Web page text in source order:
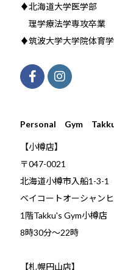
♦北海道大学医学部
理学療法学専攻卒業
♦筑波大学大学院体育
Personal Gym
【小樽店】
〒047-0021
北海道小樽市入船1-3-1
ベイコートオーシャン
1階Takku's Gym小樽店
​8時30分～22時
【札幌円山店】